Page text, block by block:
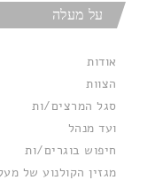
על מעלה
אודות
הצוות
סגל המרצים/ות
ועד מנהל
חיפוש בוגרים/ות
מגזין הקולנוע של